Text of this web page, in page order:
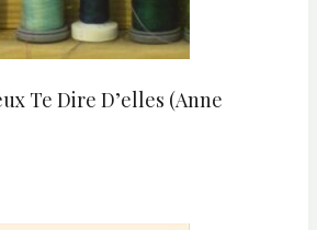
Te Dire D’elles (Anne